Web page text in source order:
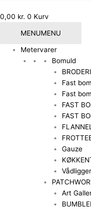
0,00 kr. 0 Kurv
MENUMENU
Metervarer
Bomuld
Fast
Fast
FAST
FAST
FLANNEL
Gauze
Art